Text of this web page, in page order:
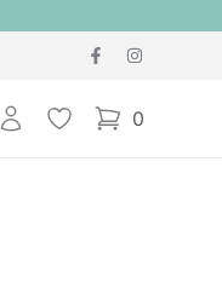
Авторизоваться
Избранное
0
items in cart,